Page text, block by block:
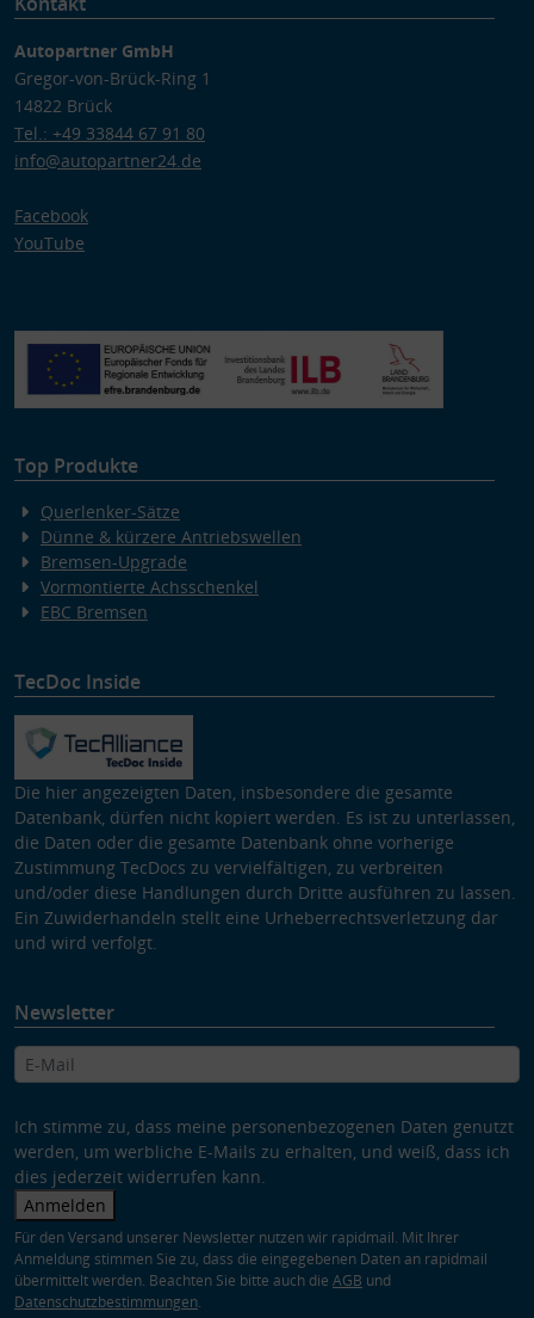
Autopartner GmbH
Gregor-von-Brück-Ring 1
14822 Brück
Tel.: +49 33844 67 91 80
info@autopartner24.de
Facebook
YouTube
Top Produkte
Querlenker-Sätze
Dünne & kürzere Antriebswellen
Bremsen-Upgrade
Vormontierte Achsschenkel
EBC Bremsen
TecDoc Inside
Die hier angezeigten Daten, insbesondere die gesamte
Datenbank, dürfen nicht kopiert werden. Es ist zu unterlassen,
die Daten oder die gesamte Datenbank ohne vorherige
Zustimmung TecDocs zu vervielfältigen, zu verbreiten
und/oder diese Handlungen durch Dritte ausführen zu lassen.
Ein Zuwiderhandeln stellt eine Urheberrechtsverletzung dar
und wird verfolgt.
Newsletter
Ich stimme zu, dass meine personenbezogenen Daten genutzt
werden, um werbliche E-Mails zu erhalten, und weiß, dass ich
dies jederzeit widerrufen kann.
Anmelden
Für den Versand unserer Newsletter nutzen wir rapidmail. Mit Ihrer
Anmeldung stimmen Sie zu, dass die eingegebenen Daten an rapidmail
übermittelt werden. Beachten Sie bitte auch die AGB und
Datenschutzbestimmungen.